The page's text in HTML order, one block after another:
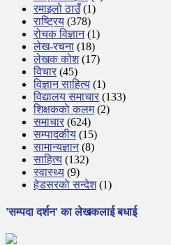
रमाइलो ठाउँ(1)
राष्ट्रिय (378)
रोचक विज्ञान(1)
लेख-रचना (18)
लेखक कोश(17)
विचार (45)
विज्ञान साहित्य (1)
विद्यालय समाचार (133)
शिक्षककाे कलम(2)
समाचार (624)
सम्पादकीय (15)
सामान्यज्ञान(8)
साहित्य (132)
स्वास्थ्य (9)
हेडसरकाे सन्देश(1)
'सम्पदा दर्शन' का लेखकलाई बधाई